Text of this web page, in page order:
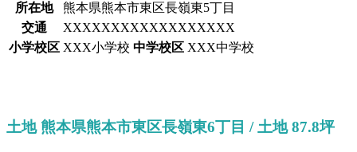
所在地
熊本県熊本市東区長嶺東5丁目
交通
XXXXXXXXXXXXXXXXXX
小学校区 XXX小学校 中学校区 XXX中学校
土地 熊本県熊本市東区長嶺東6丁目 / 土地 87.8坪